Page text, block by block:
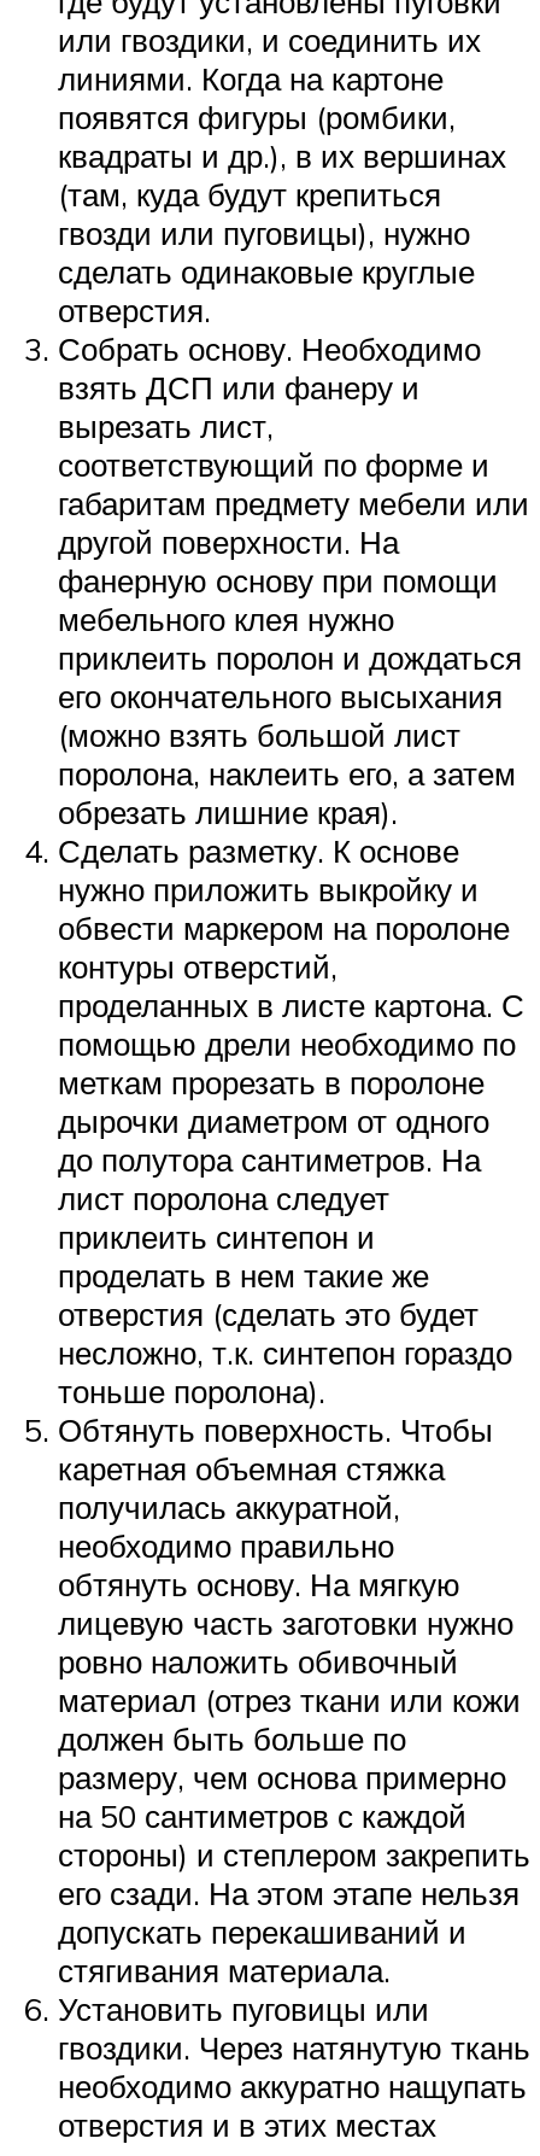
или гвоздики, и соединить их
линиями. Когда на картоне
появятся фигуры (ромбики,
квадраты и др.), в их вершинах
(там, куда будут крепиться
гвозди или пуговицы), нужно
сделать одинаковые круглые
отверстия.
Собрать основу. Необходимо
взять ДСП или фанеру и
вырезать лист,
соответствующий по форме и
габаритам предмету мебели или
другой поверхности. На
фанерную основу при помощи
мебельного клея нужно
приклеить поролон и дождаться
его окончательного высыхания
(можно взять большой лист
поролона, наклеить его, а затем
обрезать лишние края).
Сделать разметку. К основе
нужно приложить выкройку и
обвести маркером на поролоне
контуры отверстий,
проделанных в листе картона. С
помощью дрели необходимо по
меткам прорезать в поролоне
дырочки диаметром от одного
до полутора сантиметров. На
лист поролона следует
приклеить синтепон и
проделать в нем такие же
отверстия (сделать это будет
несложно, т.к. синтепон гораздо
тоньше поролона).
Обтянуть поверхность. Чтобы
каретная объемная стяжка
получилась аккуратной,
необходимо правильно
обтянуть основу. На мягкую
лицевую часть заготовки нужно
ровно наложить обивочный
материал (отрез ткани или кожи
должен быть больше по
размеру, чем основа примерно
на 50 сантиметров с каждой
стороны) и степлером закрепить
его сзади. На этом этапе нельзя
допускать перекашиваний и
стягивания материала.
Установить пуговицы или
гвоздики. Через натянутую ткань
необходимо аккуратно нащупать
отверстия и в этих местах